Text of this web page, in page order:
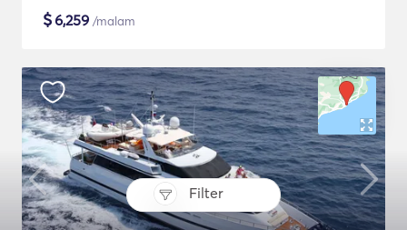
Filter
$6,259 /malam